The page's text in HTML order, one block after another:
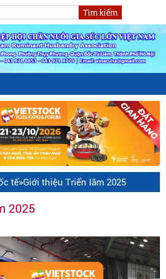
tế»Giới thiệu Triển lãm 2025
2025